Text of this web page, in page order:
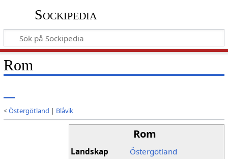
Sockipedia
Rom
<Östergötland | Blåvik
Rom
Landskap
Östergötland